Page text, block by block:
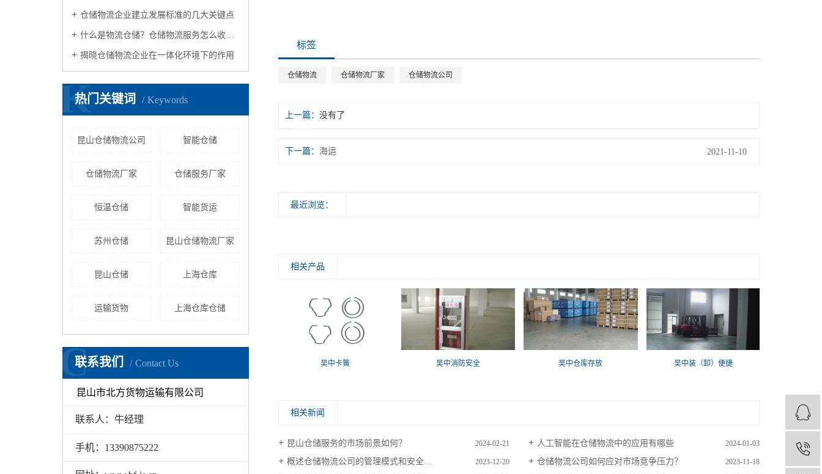
仓储物流企业建立发展标准的几大关键点
什么是物流仓储？仓储物流服务怎么收费？
揭晓仓储物流企业在一体化环境下的作用
热门关键词 Keywords
K
昆山仓储物流公司 智能仓储
仓储物流厂家 仓储服务厂家
恒温仓储 智能货运
苏州仓储 昆山仓储物流厂家
昆山仓储 上海仓库
运输货物 上海仓库仓储
联系我们 Contact Us
C
昆山市北方货物运输有限公司
联系人：牛经理
手机：13390875222
标签
仓储物流 仓储物流厂家 仓储物流公司
上一篇： 没有了
下一篇： 海运 2021-11-10
最近浏览：
相关产品
吴中卡簧 吴中消防安全 吴中仓库存放 吴中装（卸）便捷
相关新闻
昆山仓储服务的市场前景如何？ 2024-02-21 人工智能在仓储物流中的应用有哪些 2024-01-03
概述仓储物流公司的管理模式和安全制度 2023-12-20 仓储物流公司如何应对市场竞争压力？ 2023-11-18